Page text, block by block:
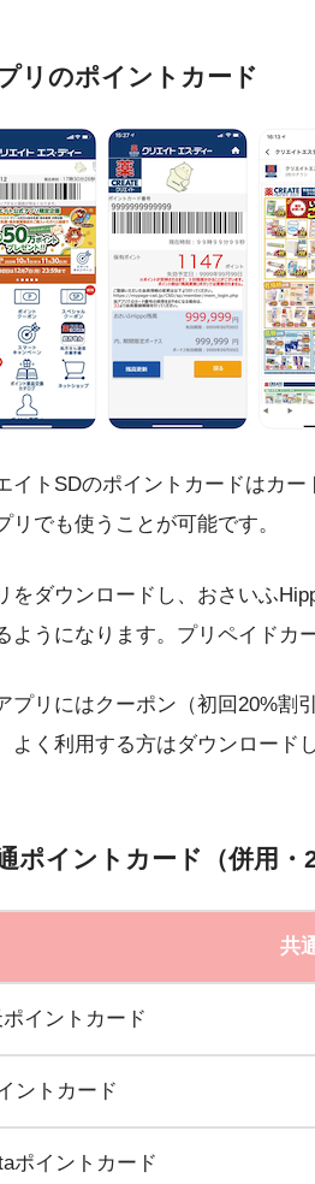
リのポイントカード
イトSDのポイントカードはカ
リでも使うことが可能です。
をダウンロードし、おさいふ
ようになります。プリペイドカ
プリにはクーポン（初回20%割
よく利用する方はダウンロード
ポイントカード（併用・
共
イントカード
ントカード
ポイントカード